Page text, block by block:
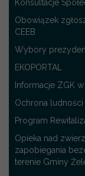
Konsultacje
Obowiązek
CEEB
Wybory
EKOPORTAL
Informacje ZGK
Ochrona
Program
Opieka nad
zapobiegania
terenie Gminy